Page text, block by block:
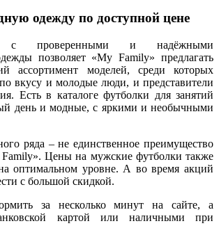
одежду по доступной цене
с проверенными и надёжными
позволяет «My Family» предлагать
ассортимент моделей, среди которых
вкусу и молодые люди, и представители
Есть в каталоге футболки для занятий
день и модные, с яркими и необычными
ряда – не единственное преимущество
Цены на мужские футболки также
оптимальном уровне. А во время акций
с большой скидкой.
за несколько минут на сайте, а
картой или наличными при